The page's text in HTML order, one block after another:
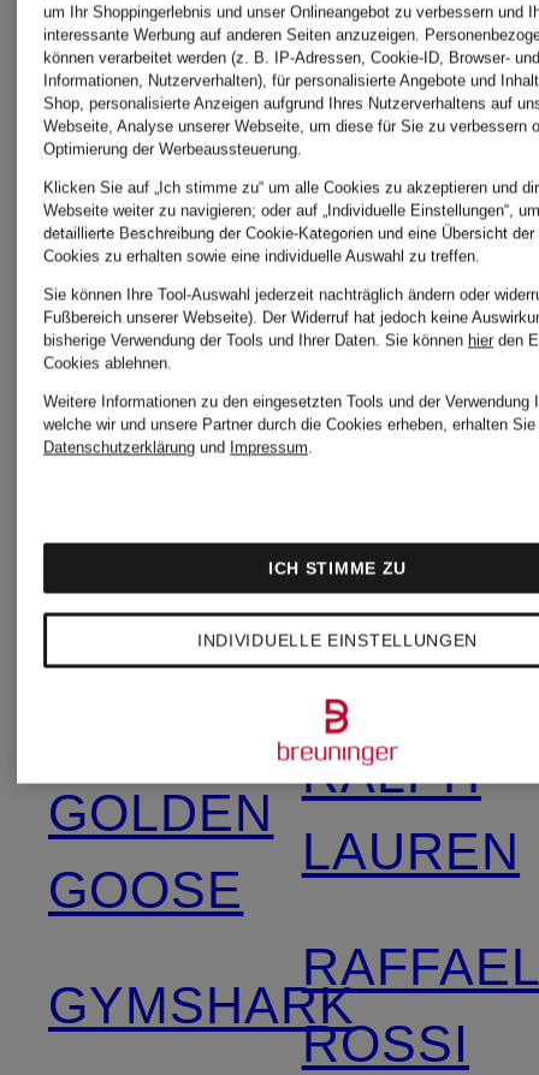
COS
DOROTHEE
SCHUMACHER
Damenmode
Emily
VAN
DEN
GOLDEN
GOOSE
GYMSHARK
&
MORE
On
Schuhe
für
Damen
oui
POLO
RALPH
LAUREN
ROSSI
um Ihr Shoppingerlebnis und unser Onlineangebot zu verbessern und
interessante Werbung auf anderen Seiten anzuzeigen.
können verarbeitet werden (z. B. IP-Adressen, Cookie-ID, Browser-
Informationen, Nutzerverhalten), für personalisierte Angebote und
Shop, personalisierte Anzeigen aufgrund Ihres Nutzerverhaltens auf
Webseite, Analyse unserer Webseite, um diese für Sie zu verbessern
Optimierung der Werbeaussteuerung.
Klicken Sie auf „Ich stimme zu“ um alle Cookies zu akzeptieren und
Webseite weiter zu navigieren; oder auf „Individuelle Einstellungen“,
detaillierte Beschreibung der Cookie-Kategorien und eine Übersicht
Cookies zu erhalten sowie eine individuelle Auswahl zu treffen.
Sie können Ihre Tool-Auswahl jederzeit nachträglich ändern oder
Fußbereich unserer Webseite). Der Widerruf hat jedoch keine
bisherige Verwendung der Tools und Ihrer Daten. Sie können hier den
Cookies ablehnen.
Weitere Informationen zu den eingesetzten Tools und der Verwendung
welche wir und unsere Partner durch die Cookies erheben, erhalten
Datenschutzerklärung und Impressum.
INDIVIDUELLE EINSTELLUNGEN
ICH STIMME ZU